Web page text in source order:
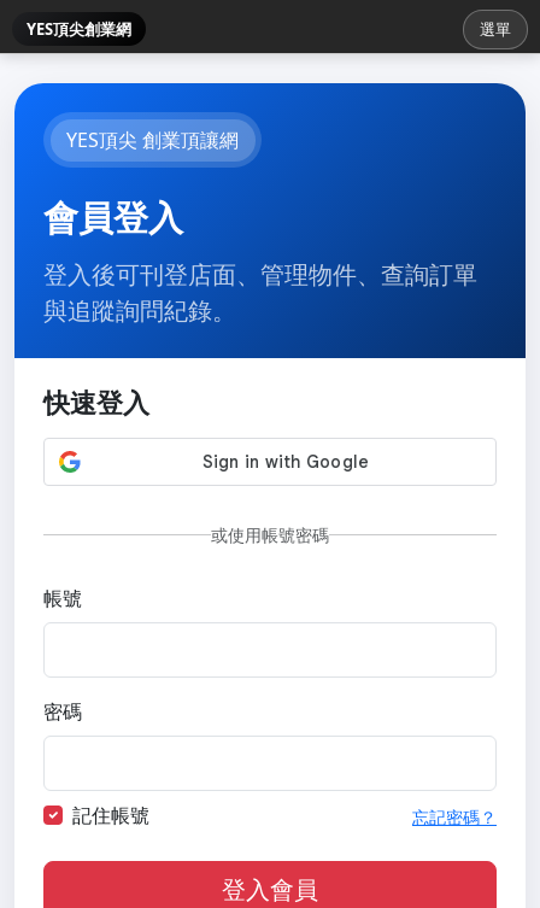
YES頂尖創業網 選單
YES頂尖 創業頂讓網
會員登入
登入後可刊登店面、管理物件、查詢訂單
與追蹤詢問紀錄。
快速登入
或使用帳號密碼
帳號
密碼
記住帳號 忘記密碼？
登入會員